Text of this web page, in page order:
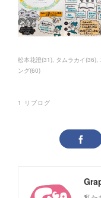
松本花澄(31) タムラカイ (36)
ング(60)
1 リブログ